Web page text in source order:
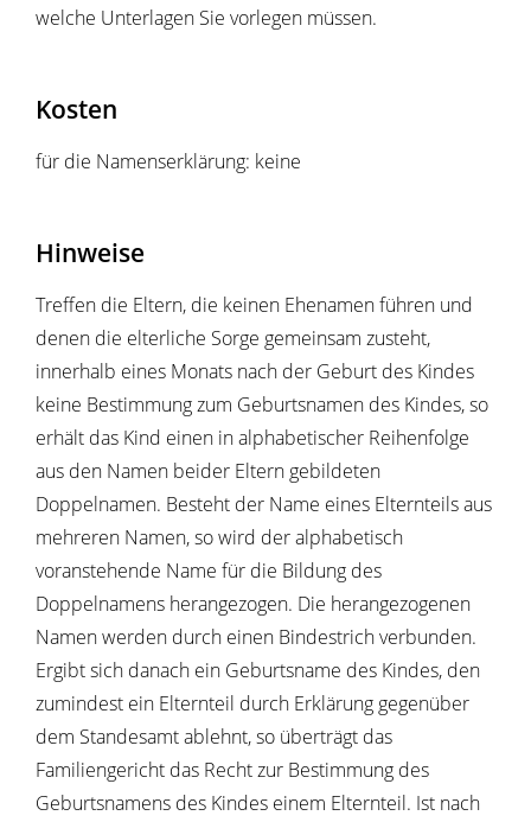
welche Unterlagen Sie vorlegen müssen.
Kosten
für die Namenserklärung: keine
Hinweise
Treffen die Eltern, die keinen Ehenamen führen und
denen die elterliche Sorge gemeinsam zusteht,
innerhalb eines Monats nach der Geburt des Kindes
keine Bestimmung zum Geburtsnamen des Kindes, so
erhält das Kind einen in alphabetischer Reihenfolge
aus den Namen beider Eltern gebildeten
Doppelnamen. Besteht der Name eines Elternteils aus
mehreren Namen, so wird der alphabetisch
voranstehende Name für die Bildung des
Doppelnamens herangezogen. Die herangezogenen
Namen werden durch einen Bindestrich verbunden.
Ergibt sich danach ein Geburtsname des Kindes, den
zumindest ein Elternteil durch Erklärung gegenüber
dem Standesamt ablehnt, so überträgt das
Familiengericht das Recht zur Bestimmung des
Geburtsnamens des Kindes einem Elternteil. Ist nach